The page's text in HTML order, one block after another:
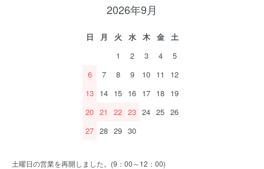
2026年9月
日 月 火 水 木 金
土
1
2 3 4
5
6
7 8 9 10 11
12
13 14 15 16 17 18 19
20 21 22 23 24 25 26
27 28 29 30
土曜日の営業を再開しました。(9：00～12：00)